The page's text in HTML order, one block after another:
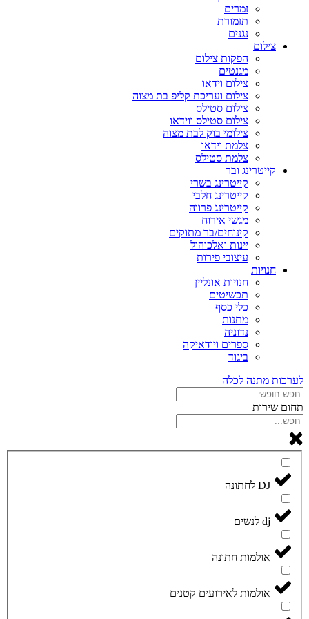
זמרים
תזמורת
נגנים
צילום
הפקות צילום
מגנטים
צילום וידאו
צילום ועריכת קליפ בת מצוה
צילום סטילס
צילום סטילס ווידאו
צילומי בוק לבת מצוה
צלמת וידאו
צלמת סטילס
קייטרינג ובר
קייטרינג בשרי
קייטרינג חלבי
קייטרינג פרווה
מגשי אירוח
קינוחים/בר מתוקים
יינות ואלכוהול
עיצובי פירות
חנויות
חנויות אונליין
תכשיטים
כלי כסף
מתנות
נדוניה
ספרים ויודאיקה
ביגוד
לערכות מתנה לכלה
תחום שירות
DJ לחתונה
dj לנשים
אולמות חתונה
אולמות לאירועים קטנים